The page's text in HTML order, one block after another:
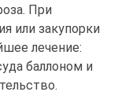
При
или закупорки
лечение:
баллоном и